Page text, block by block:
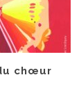
chœur